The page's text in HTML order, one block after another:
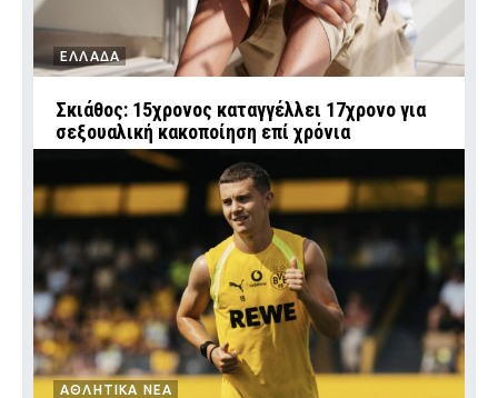
ΕΛΛΑΔΑ
Σκιάθος: 15χρονος καταγγέλλει 17χρονο για
σεξουαλική κακοποίηση επί χρόνια
ΑΘΛΗΤΙΚΑ ΝΕΑ